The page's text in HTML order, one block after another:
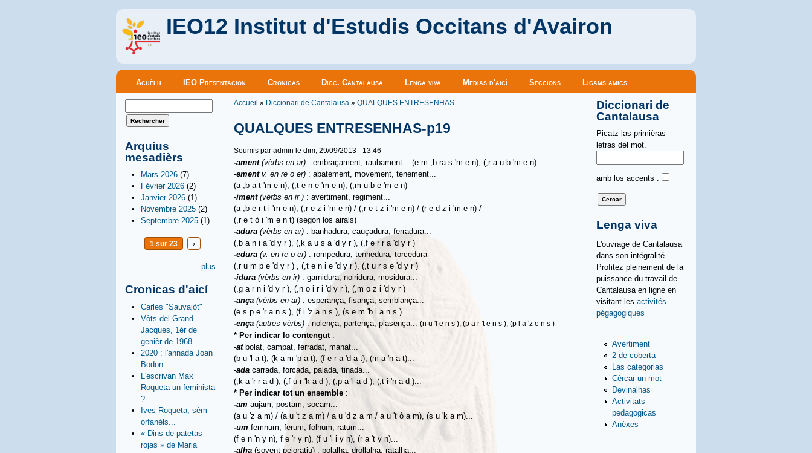
IEO12 Institut d'Estudis Occitans d'Avairon
Menu principal
Acuèlh IEO Presentacion Cronicas Dicc. Cantalausa Lenga viva Medias d'aicí Seccions Ligams amics
Formulaire de recherche
Arquius
mesadièrs
Mars 2026 (7)
Février 2026 (2)
Janvier 2026 (1)
Novembre 2025 (2)
Septembre 2025 (1)
1 sur 23 ›
plus
Cronicas d'aicí
Carles "Sauvajòt"
Vòts del Grand
Jacques, 1èr de
genièr de 1968
2020 : l'annada Joan
Bodon
L'escrivan Max
Roqueta un feminista
?
Ives Roqueta, sèm
orfanèls...
« Dins de patetas
rojas » de Maria
Vous êtes ici
Accueil » Diccionari de Cantalausa » QUALQUES ENTRESENHAS
QUALQUES ENTRESENHAS-p19
Soumis par admin le dim, 29/09/2013 - 13:46
-ament (vèrbs en ar) : embraçament, raubament... (e m ,b ra s 'm e n), (,r a u b 'm e n)...
-ement v. en re o er) : abatement, movement, tenement...
(a ,b a t 'm e n), (,t e n e 'm e n), (,m u b e 'm e n)
-iment (vèrbs en ir ) : avertiment, regiment...
(a ,b e r t i 'm e n), (,r e z i 'm e n) / (,r e t z i 'm e n) / (r e d z i 'm e n) /
(,r e t ò i 'm e n t) (segon los airals)
-adura (vèrbs en ar) : banhadura, cauçadura, ferradura...
(,b a n i a 'd y r ), (,k a u s a 'd y r ), (,f e r r a 'd y r )
-edura (v. en re o er) : rompedura, tenhedura, torcedura
(,r u m p e 'd y r ) , (,t e n i e 'd y r ), (,t u r s e 'd y r )
-idura (vèrbs en ir) : garnidura, noiridura, mosidura...
(,g a r n i 'd y r ), (,n o i r i 'd y r ), (,m o z i 'd y r )
-ança (vèrbs en ar) : esperança, fisança, semblança...
(e s p e 'r a n s ), (f i 'z a n s ), (s e m 'b l a n s )
-ença (autres vèrbs) : nolença, partença, plasença... (n u 'l e n s ), (p a r 't e n s ), (p l a 'z e n s )
* Per indicar lo contengut :
-at bolat, campat, ferradat, manat...
(b u 'l a t), (k a m 'p a t), (f e r a 'd a t), (m a 'n a t)...
-ada carrada, forcada, palada, tinada...
(,k a 'r r a d ), (,f u r 'k a d ), (,p a 'l a d ), (,t i 'n a d )...
* Per indicar tot un ensemble :
-am aujam, postam, socam...
(a u 'z a m) / (a u 't z a m) / a u 'd z a m / a u 't ò a m), (s u 'k a m)...
-um femnum, ferum, folhum, ratum...
(f e n 'n y n), f e 'r y n), (f u 'l i y n), (r a 't y n)...
-alha (sovent pejoratiu) : polalha, drollalha, ratalha...
Diccionari de
Cantalausa
Picatz las primièras
letras del mot.
amb los accents :
Lenga viva
L'ouvrage de Cantalausa
dans son intégralité.
Profitez pleinement de la
puissance du travail de
Cantalausa en ligne en
visitant les activités
pégagogiques
Avertiment
2 de coberta
Las categorias
Cèrcar un mot
Devinalhas
Activitats
pedagogicas
Anèxes